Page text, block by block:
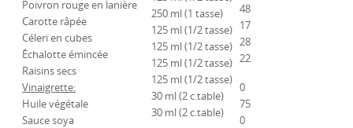
Poivron rouge en lanière
Carotte râpée
Céleri en cubes
Échalotte émincée
Raisins secs
Vinaigrette:
Huile végétale
Sauce soya
250 ml (1 tasse)
125 ml (1/2 tasse)
125 ml (1/2 tasse)
125 ml (1/2 tasse)
125 ml (1/2 tasse)
30 ml (2 c.table)
30 ml (2 c.table)
48
17
28
22
0
75
0